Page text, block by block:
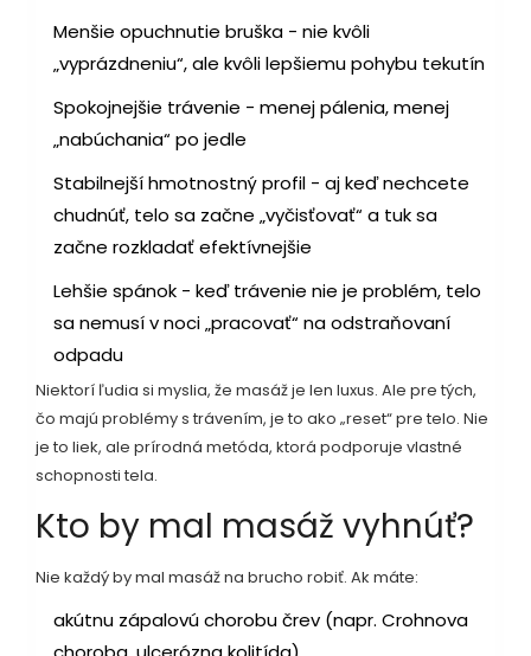
Menšie opuchnutie bruška - nie kvôli
„vyprázdneniu“, ale kvôli lepšiemu pohybu tekutín
Spokojnejšie trávenie - menej pálenia, menej
„nabúchania“ po jedle
Stabilnejší hmotnostný profil - aj keď nechcete
chudnúť, telo sa začne „vyčisťovať“ a tuk sa
začne rozkladať efektívnejšie
Lehšie spánok - keď trávenie nie je problém, telo
sa nemusí v noci „pracovať“ na odstraňovaní
odpadu
Niektorí ľudia si myslia, že masáž je len luxus. Ale pre tých,
čo majú problémy s trávením, je to ako „reset“ pre telo. Nie
je to liek, ale prírodná metóda, ktorá podporuje vlastné
schopnosti tela.
Kto by mal masáž vyhnúť?
Nie každý by mal masáž na brucho robiť. Ak máte:
akútnu zápalovú chorobu črev (napr. Crohnova